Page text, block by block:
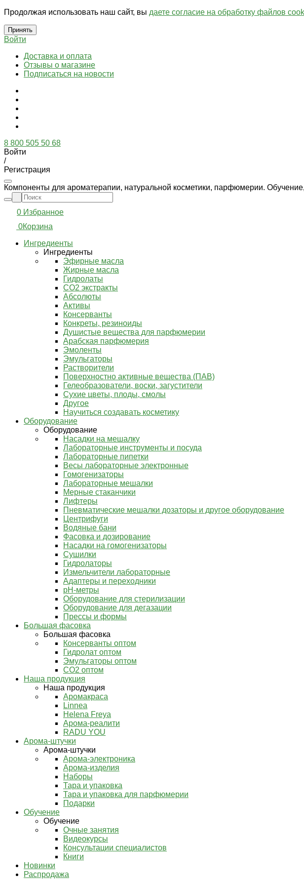
Продолжая использовать наш сайт, вы даете согласие на обработку файлов
Принять
Войти
Доставка и оплата
Отзывы о магазине
Подписаться на новости
8 800 505 50 68
Войти
/
Регистрация
Компоненты для ароматерапии, натуральной косметики, парфюмерии.
0 Избранное
0Корзина
Ингредиенты
Ингредиенты
Эфирные масла
Жирные масла
Гидролаты
СО2 экстракты
Абсолюты
Активы
Консерванты
Конкреты, резиноиды
Душистые вещества для парфюмерии
Арабская парфюмерия
Эмоленты
Эмульгаторы
Растворители
Поверхностно активные вещества (ПАВ)
Гелеобразователи, воски, загустители
Сухие цветы, плоды, смолы
Другое
Научиться создавать косметику
Оборудование
Оборудование
Насадки на мешалку
Лабораторные инструменты и посуда
Лабораторные пипетки
Весы лабораторные электронные
Гомогенизаторы
Лабораторные мешалки
Мерные стаканчики
Лифтеры
Пневматические мешалки дозаторы и другое оборудование
Центрифуги
Водяные бани
Фасовка и дозирование
Насадки на гомогенизаторы
Сушилки
Гидролаторы
Измельчители лабораторные
Адаптеры и переходники
pH-метры
Оборудование для стерилизации
Оборудование для дегазации
Прессы и формы
Большая фасовка
Большая фасовка
Консерванты оптом
Гидролат оптом
Эмульгаторы оптом
СО2 оптом
Наша продукция
Наша продукция
Аромакраса
Linnea
Helena Freya
Арома-реалити
RADU YOU
Арома-штучки
Арома-штучки
Арома-электроника
Арома-изделия
Наборы
Тара и упаковка
Тара и упаковка для парфюмерии
Подарки
Обучение
Обучение
Очные занятия
Видеокурсы
Консультации специалистов
Книги
Новинки
Распродажа